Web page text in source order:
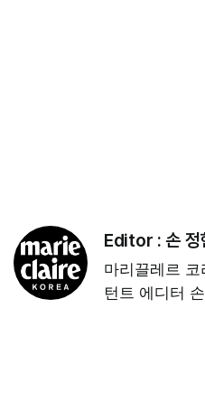
Editor : 손 정
마리끌레르
턴트 에디터